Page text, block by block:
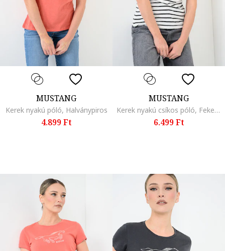
MUSTANG
Kerek nyakú póló, Halványpiros
4.899 Ft
MUSTANG
Kerek nyakú csíkos póló, Fekete/Törtfehér
6.499 Ft